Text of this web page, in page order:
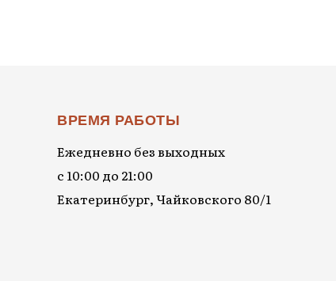
ВРЕМЯ РАБОТЫ
Ежедневно без выходных
с 10:00 до 21:00
Екатеринбург, Чайковского 80/1